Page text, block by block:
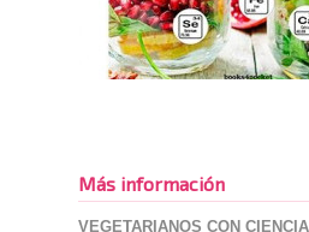
Más información
VEGETARIANOS CON